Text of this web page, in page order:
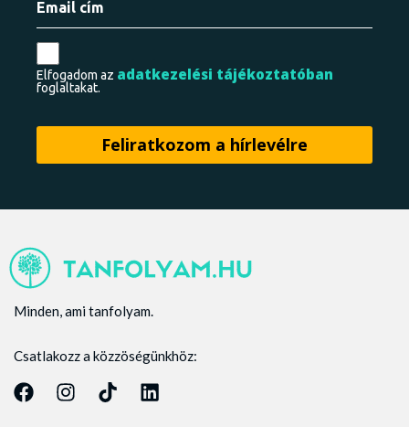
Elfogadom az adatkezelési tájékoztatóban
foglaltakat.
Minden, ami tanfolyam.
Csatlakozz a közzöségünkhöz: